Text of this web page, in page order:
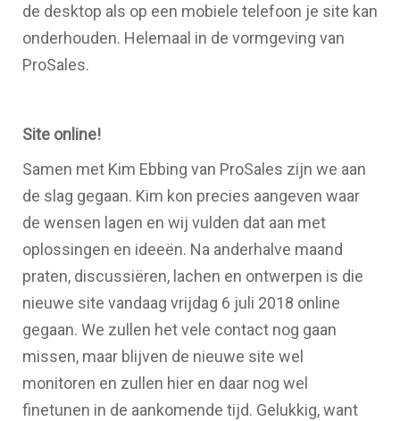
de desktop als op een mobiele telefoon je site kan
onderhouden. Helemaal in de vormgeving van
ProSales.
Site online!
Samen met Kim Ebbing van ProSales zijn we aan
de slag gegaan. Kim kon precies aangeven waar
de wensen lagen en wij vulden dat aan met
oplossingen en ideeën. Na anderhalve maand
praten, discussiëren, lachen en ontwerpen is die
nieuwe site vandaag vrijdag 6 juli 2018 online
gegaan. We zullen het vele contact nog gaan
missen, maar blijven de nieuwe site wel
monitoren en zullen hier en daar nog wel
finetunen in de aankomende tijd. Gelukkig, want